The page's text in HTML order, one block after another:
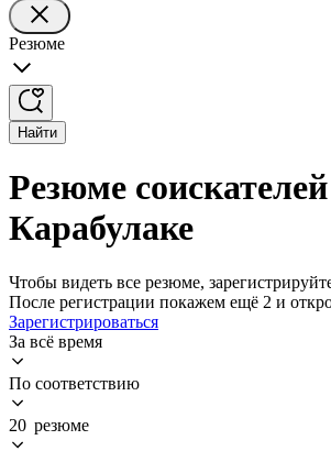
Резюме
Найти
Резюме
Карабулаке
Чтобы видеть все резюме,
После регистрации покажем ещё 2 и
Зарегистрироваться
За всё время
По соответствию
20 резюме